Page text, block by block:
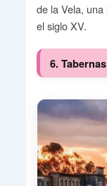
de la Vela,
el siglo XV.
6. Tabernas